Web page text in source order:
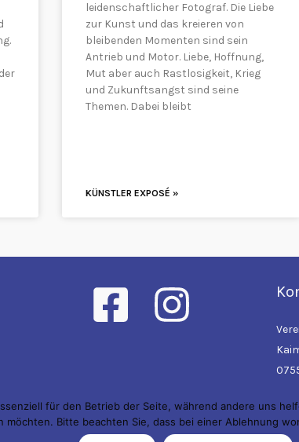
leidenschaftlicher Fotograf. Die Liebe
zur Kunst und das kreieren von
bleibenden Momenten sind sein
Antrieb und Motor. Liebe, Hoffnung,
Mut aber auch Rastlosigkeit, Krieg
und Zukunftsangst sind seine
Themen. Dabei bleibt
KÜNSTLER EXPOSÉ »
für den Betrieb der Seite, während andere uns
Bitte beachten Sie, dass bei einer Ablehnung